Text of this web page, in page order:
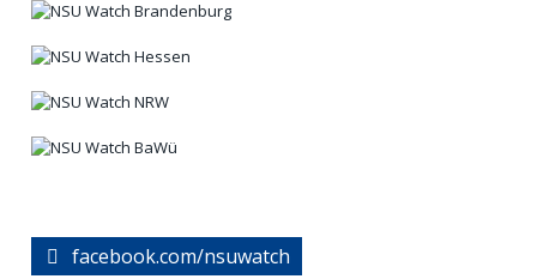
facebook.com/nsuwatch